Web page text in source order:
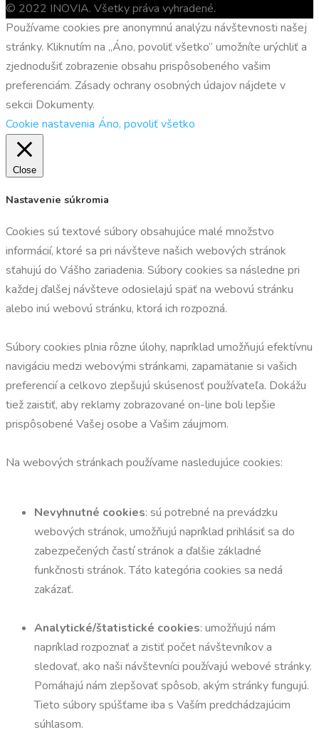
© 2022 INOVIA. Všetky práva vyhradené.
Používame cookies pre anonymnú analýzu návštevnosti našej
stránky. Kliknutím na „Áno, povoliť všetko“ umožníte urýchliť a
zjednodušiť zobrazenie obsahu prispôsobeného vašim
preferenciám. Zásady ochrany osobných údajov nájdete v
sekcii Dokumenty.
Cookie nastavenia Áno, povoliť všetko
Close
Nastavenie súkromia
Cookies sú textové súbory obsahujúce malé množstvo
informácií, ktoré sa pri návšteve našich webových stránok
sťahujú do Vášho zariadenia. Súbory cookies sa následne pri
každej ďalšej návšteve odosielajú späť na webovú stránku
alebo inú webovú stránku, ktorá ich rozpozná.
Súbory cookies plnia rôzne úlohy, napríklad umožňujú efektívnu
navigáciu medzi webovými stránkami, zapamätanie si vašich
preferencií a celkovo zlepšujú skúsenosť používateľa. Dokážu
tiež zaistiť, aby reklamy zobrazované on-line boli lepšie
prispôsobené Vašej osobe a Vašim záujmom.
Na webových stránkach používame nasledujúce cookies:
Nevyhnutné cookies: sú potrebné na prevádzku
webových stránok, umožňujú napríklad prihlásiť sa do
zabezpečených častí stránok a ďalšie základné
funkčnosti stránok. Táto kategória cookies sa nedá
zakázať.
Analytické/štatistické cookies: umožňujú nám
napríklad rozpoznať a zistiť počet návštevníkov a
sledovať, ako naši návštevníci používajú webové stránky.
Pomáhajú nám zlepšovať spôsob, akým stránky fungujú.
Tieto súbory spúšťame iba s Vaším predchádzajúcim
súhlasom.